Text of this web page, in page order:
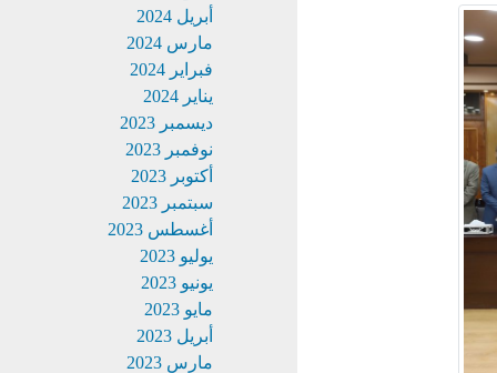
أبريل 2024
مارس 2024
فبراير 2024
يناير 2024
ديسمبر 2023
نوفمبر 2023
أكتوبر 2023
سبتمبر 2023
أغسطس 2023
يوليو 2023
يونيو 2023
مايو 2023
أبريل 2023
مارس 2023